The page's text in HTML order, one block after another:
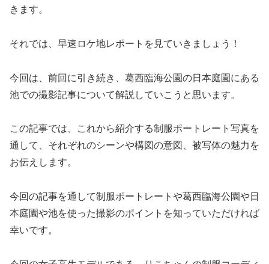
きます。
それでは、早速ロケ地レポートを見ていきましょう！
今回は、前回に引き続き、葛西臨海公園の日本庭園にある
池での撮影記事について解説していこうと思います。
この記事では、これから紹介する制服ポートレート写真を
通して、それぞれのシーンや構図の意図、被写体の魅力を
お伝えします。
今回の記事を通して制服ポートレートや葛西臨海公園や日
本庭園や池を使った撮影のポイントを知っていただければ
幸いです。